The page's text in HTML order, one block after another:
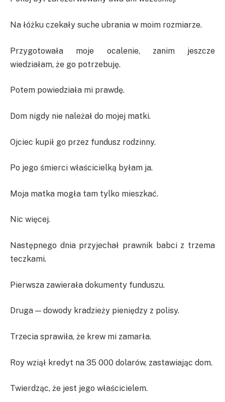
Na łóżku czekały suche ubrania w moim rozmiarze.
Przygotowała moje ocalenie, zanim jeszcze
wiedziałam, że go potrzebuję.
Potem powiedziała mi prawdę.
Dom nigdy nie należał do mojej matki.
Ojciec kupił go przez fundusz rodzinny.
Po jego śmierci właścicielką byłam ja.
Moja matka mogła tam tylko mieszkać.
Nic więcej.
Następnego dnia przyjechał prawnik babci z trzema
teczkami.
Pierwsza zawierała dokumenty funduszu.
Druga — dowody kradzieży pieniędzy z polisy.
Trzecia sprawiła, że krew mi zamarła.
Roy wziął kredyt na 35 000 dolarów, zastawiając dom.
Twierdząc, że jest jego właścicielem.